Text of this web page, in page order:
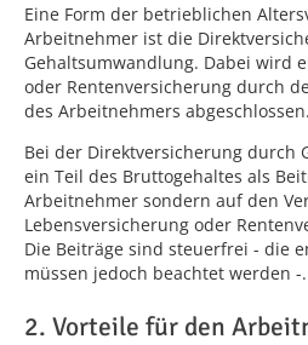
Eine Form der betrieblichen
Arbeitnehmer ist die
Gehaltsumwandlung. Dabei wird
oder Rentenversicherung durch
des Arbeitnehmers abgeschlossen.
Bei der Direktversicherung durch
ein Teil des Bruttogehaltes als
Arbeitnehmer sondern auf den
Lebensversicherung oder
Die Beiträge sind steuerfrei - die
müssen jedoch beachtet werden -.
2. Vorteile für den